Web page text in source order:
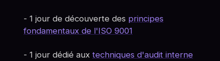
- 1 jour de découverte des principes
fondamentaux de l'ISO 9001
- 1 jour dédié aux techniques d'audit interne